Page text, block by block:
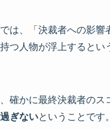
は、「決裁者への影
つ人物が浮上すると
確かに最終決裁者の
ぎないということです